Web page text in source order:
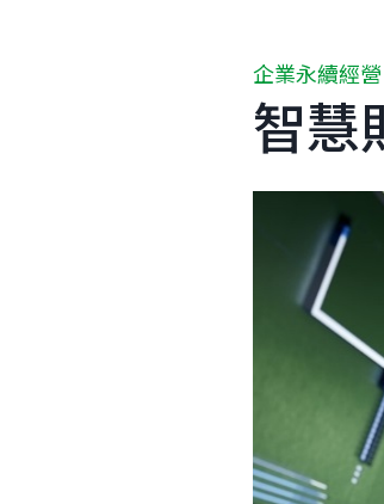
企業永續經營
智慧